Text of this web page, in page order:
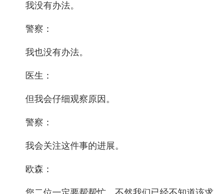
我没有办法。
警察：
我也没有办法。
医生：
但我会仔细观察原因。
警察：
我会关注这件事的进展。
欧森：